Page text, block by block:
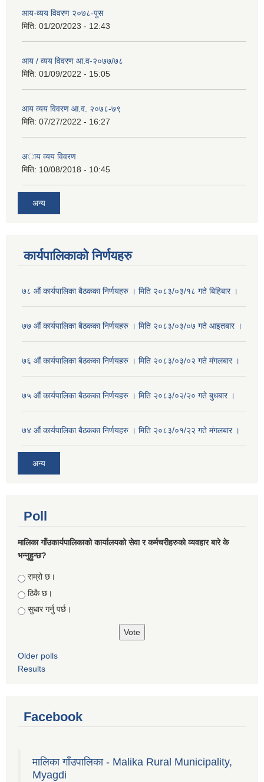
आय-व्यय विवरण २०७८-पुस
मिति: 01/20/2023 - 12:43
आय / व्यय विवरण आ.व-२०७७/७८
मिति: 01/09/2022 - 15:05
आय व्यय विवरण आ.व. २०७८-७९
मिति: 07/27/2022 - 16:27
अाय व्यय विवरण
मिति: 10/08/2018 - 10:45
अन्य
कार्यपालिकाको निर्णयहरु
७८ औं कार्यपालिका बैठकका निर्णयहरु । मिति २०८३/०३/१८ गते बिहिबार ।
७७ औं कार्यपालिका बैठकका निर्णयहरु । मिति २०८३/०३/०७ गते आइतबार ।
७६ औं कार्यपालिका बैठकका निर्णयहरु । मिति २०८३/०३/०२ गते मंगलबार ।
७५ औं कार्यपालिका बैठकका निर्णयहरु । मिति २०८३/०२/२० गते बुधबार ।
७४ औं कार्यपालिका बैठकका निर्णयहरु । मिति २०८३/०१/२२ गते मंगलबार ।
अन्य
Poll
मालिका गाँउकार्यपालिकाको कार्यालयको सेवा र कर्मचरीहरुको व्यवहार बारे के
भन्नुहुन्छ?
Choices
राम्रो छ।
ठिकै छ।
सुधार गर्नु पर्छ।
Older polls
Results
Facebook
मालिका गाँउपालिका - Malika Rural Municipality,
Myagdi